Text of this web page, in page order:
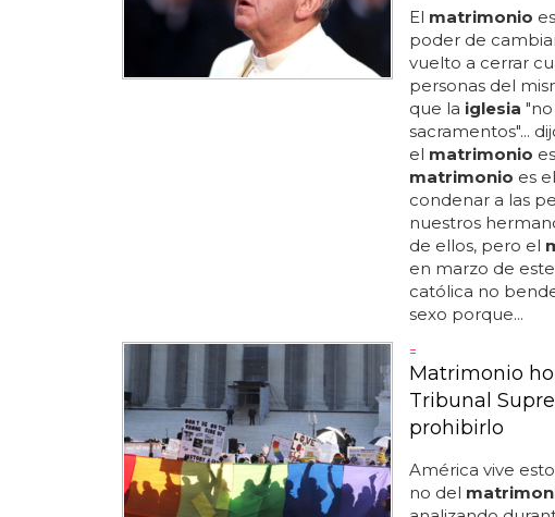
El matrimonio
poder de
vuelto a cerrar
personas del
que la iglesia
sacramentos"...
el matrimonio
matrimonio es el
condenar a las
nuestros
de ellos, pero el
en marzo de
católica no
sexo porque...
=
Matrimonio
Tribunal
prohibirlo
América vive
no del